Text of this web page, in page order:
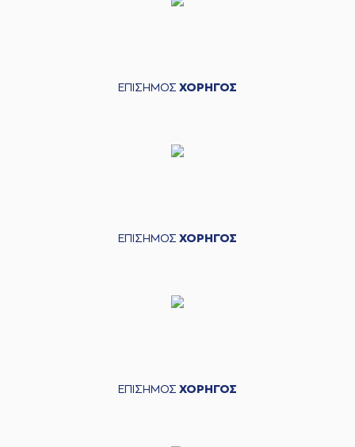
ΕΠΙΣΗΜΟΣ ΧΟΡΗΓΟΣ
ΕΠΙΣΗΜΟΣ ΧΟΡΗΓΟΣ
ΕΠΙΣΗΜΟΣ ΧΟΡΗΓΟΣ